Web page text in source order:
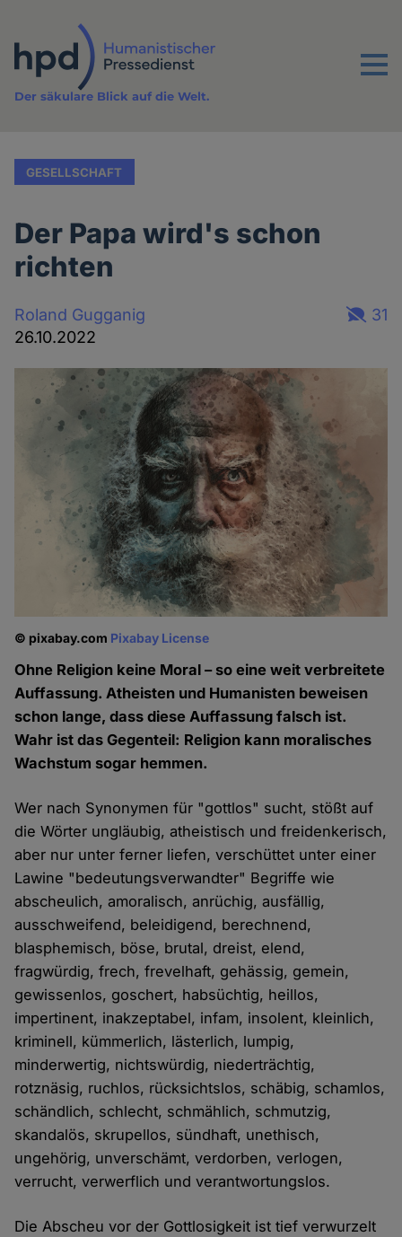
Inhalt
Menu
Der säkulare Blick auf die Welt.
GESELLSCHAFT
Der Papa wird's schon
richten
Roland Gugganig
26.10.2022
31
© pixabay.com Pixabay License
Ohne Religion keine Moral – so eine weit verbreitete
Auffassung. Atheisten und Humanisten beweisen
schon lange, dass diese Auffassung falsch ist.
Wahr ist das Gegenteil: Religion kann moralisches
Wachstum sogar hemmen.
Wer nach Synonymen für "gottlos" sucht, stößt auf
die Wörter ungläubig, atheistisch und freidenkerisch,
aber nur unter ferner liefen, verschüttet unter einer
Lawine "bedeutungsverwandter" Begriffe wie
abscheulich, amoralisch, anrüchig, ausfällig,
ausschweifend, beleidigend, berechnend,
blasphemisch, böse, brutal, dreist, elend,
fragwürdig, frech, frevelhaft, gehässig, gemein,
gewissenlos, goschert, habsüchtig, heillos,
impertinent, inakzeptabel, infam, insolent, kleinlich,
kriminell, kümmerlich, lästerlich, lumpig,
minderwertig, nichtswürdig, niederträchtig,
rotznäsig, ruchlos, rücksichtslos, schäbig, schamlos,
schändlich, schlecht, schmählich, schmutzig,
skandalös, skrupellos, sündhaft, unethisch,
ungehörig, unverschämt, verdorben, verlogen,
verrucht, verwerflich und verantwortungslos.
Die Abscheu vor der Gottlosigkeit ist tief verwurzelt